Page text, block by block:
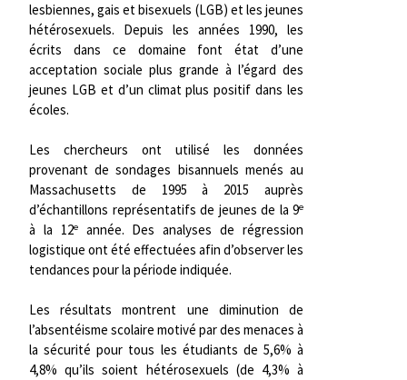
lesbiennes, gais et bisexuels (LGB) et les jeunes
hétérosexuels. Depuis les années 1990, les
écrits dans ce domaine font état d’une
acceptation sociale plus grande à l’égard des
jeunes LGB et d’un climat plus positif dans les
écoles.
Les chercheurs ont utilisé les données
provenant de sondages bisannuels menés au
Massachusetts de 1995 à 2015 auprès
d’échantillons représentatifs de jeunes de la 9e
à la 12eannée. Des analyses de régression
logistique ont été effectuées afin d’observer les
tendances pour la période indiquée.
Les résultats montrent une diminution de
l’absentéisme scolaire motivé par des menaces à
la sécurité pour tous les étudiants de 5,6% à
4,8% qu’ils soient hétérosexuels (de 4,3% à